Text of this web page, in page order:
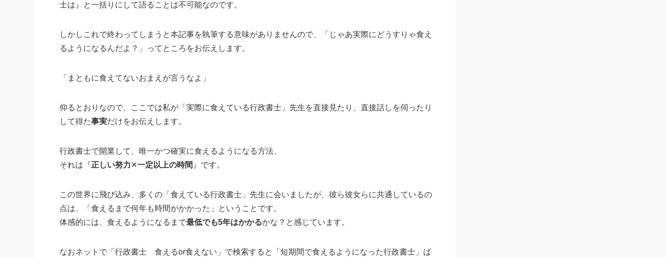
士は』と一括りにして語ることは不可能なのです。
しかしこれで終わってしまうと本記事を執筆する意味がありませんので、「じゃあ実際にどうすりゃ食え
るようになるんだよ？」ってところをお伝えします。
「まともに食えてないおまえが言うなよ」
仰るとおりなので、ここでは私が「実際に食えている行政書士」先生を直接見たり、直接話しを伺ったり
して得た事実だけをお伝えします。
行政書士で開業して、唯一かつ確実に食えるようになる方法、
それは『正しい努力✕一定以上の時間 』です。
この世界に飛び込み、多くの「食えている行政書士」先生に会いましたが、彼ら彼女らに共通しているの
点は、「食えるまで何年も時間がかかった」ということです。
体感的には、食えるようになるまで最低でも5年はかかるかな？と感じています。
なおネットで「行政書士 食えるor食えない」で検索すると「短期間で食えるようになった行政書士」ば